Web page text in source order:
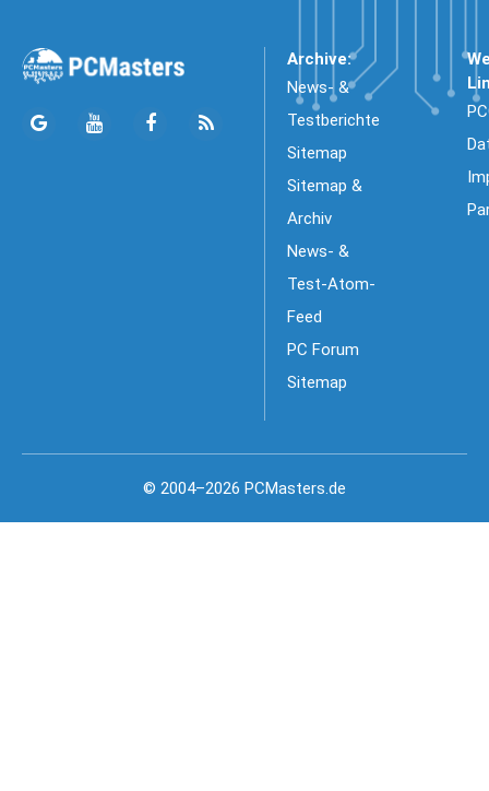
Archive:
News- &
Testberichte
Sitemap
Sitemap &
Archiv
News- &
Test-Atom-
Feed
PC Forum
Sitemap
© 2004–2026 PCMasters.de